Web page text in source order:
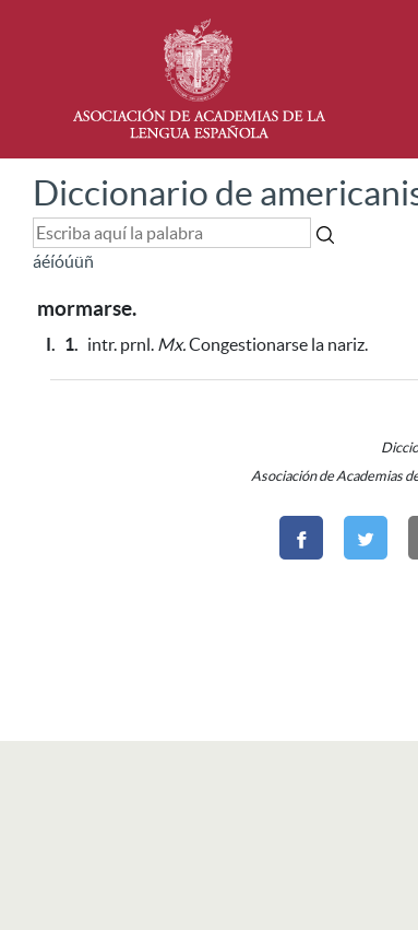
Diccionario de
áéíóúüñ
mormarse.
I. 1. intr. prnl. Mx.Congestionarse la nariz.
Asociación de Academias